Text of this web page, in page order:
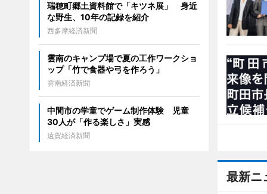
最新ニ
瑞穂町郷土資料館で「キツネ展」 身近
な野生、10年の記録を紹介
西多摩経済新聞
雲南のキャンプ場で夏の工作ワークショ
ップ「竹で食器や弓を作ろう」
雲南経済新聞
中間市の学童でゲーム制作体験 児童
30人が「作る楽しさ」実感
遠賀経済新聞